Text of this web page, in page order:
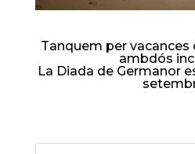
Tanquem per vacances
ambdós
La Diada de Germanor